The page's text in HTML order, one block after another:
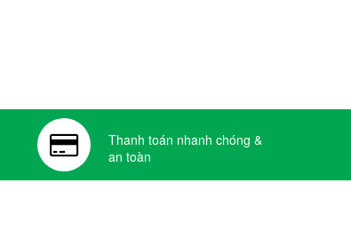
Thanh toán nhanh chóng &
an toàn